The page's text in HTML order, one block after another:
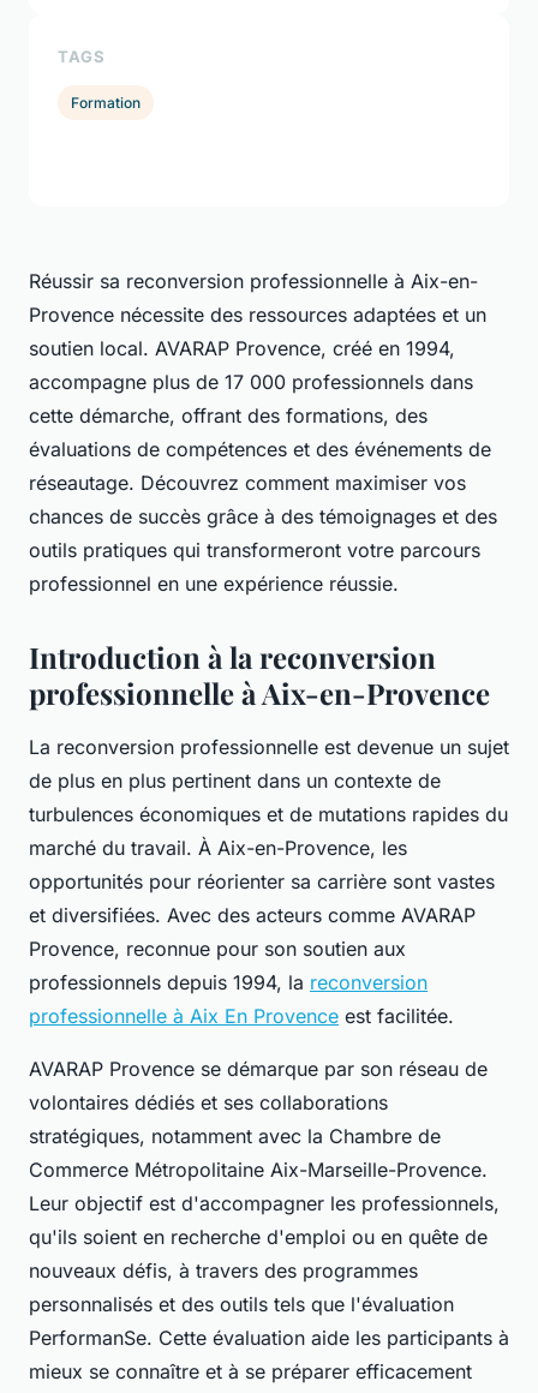
Réussir sa reconversion professionnelle à Aix-en-
Provence nécessite des ressources adaptées et un
soutien local. AVARAP Provence, créé en 1994,
accompagne plus de 17 000 professionnels dans
cette démarche, offrant des formations, des
évaluations de compétences et des événements de
réseautage. Découvrez comment maximiser vos
chances de succès grâce à des témoignages et des
outils pratiques qui transformeront votre parcours
professionnel en une expérience réussie.
Introduction à la reconversion
professionnelle à Aix-en-Provence
La reconversion professionnelle est devenue un sujet
de plus en plus pertinent dans un contexte de
turbulences économiques et de mutations rapides du
marché du travail. À Aix-en-Provence, les
opportunités pour réorienter sa carrière sont vastes
et diversifiées. Avec des acteurs comme AVARAP
Provence, reconnue pour son soutien aux
professionnels depuis 1994, la reconversion
professionnelle à Aix En Provence est facilitée.
AVARAP Provence se démarque par son réseau de
volontaires dédiés et ses collaborations
stratégiques, notamment avec la Chambre de
Commerce Métropolitaine Aix-Marseille-Provence.
Leur objectif est d'accompagner les professionnels,
qu'ils soient en recherche d'emploi ou en quête de
nouveaux défis, à travers des programmes
personnalisés et des outils tels que l'évaluation
PerformanSe. Cette évaluation aide les participants à
mieux se connaître et à se préparer efficacement
TAGS
Formation